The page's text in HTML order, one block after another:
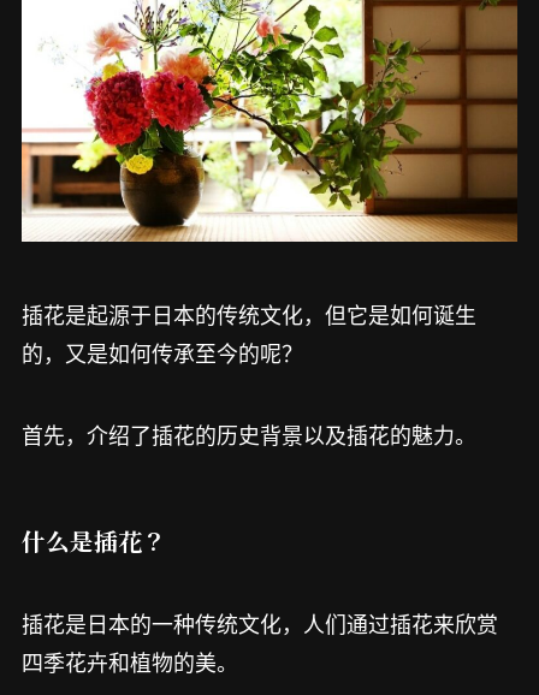
插花是起源于日本的传统文化，但它是如何诞生
的，又是如何传承至今的呢？
首先，介绍了插花的历史背景以及插花的魅力。
什么是插花？
插花是日本的一种传统文化，人们通过插花来欣赏
四季花卉和植物的美。